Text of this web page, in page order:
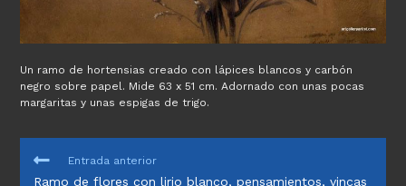
Un ramo de hortensias creado con lápices blancos y carbón
negro sobre papel. Mide 63 x 51 cm. Adornado con unas pocas
margaritas y unas espigas de trigo.
LEER
Entrada anterior
Ramo de flores con lirio blanco, pensamientos, vincas